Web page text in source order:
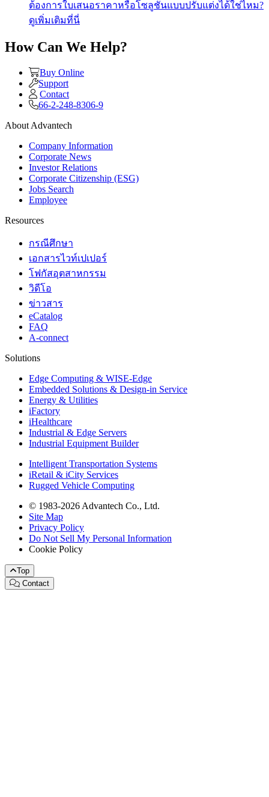
ต้องการใบเสนอราคาหรือโซลูชันแบบปรับแต่งได้ใช่ไหม?
ดูเพิ่มเติมที่นี่
How Can We Help?
Buy Online
Support
Contact
66-2-248-8306-9
About Advantech
Company Information
Corporate News
Investor Relations
Corporate Citizenship (ESG)
Jobs Search
Employee
Resources
กรณีศึกษา
เอกสารไวท์เปเปอร์
โฟกัสอุตสาหกรรม
วิดีโอ
ข่าวสาร
eCatalog
FAQ
A-connect
Solutions
Edge Computing & WISE-Edge
Embedded Solutions & Design-in Service
Energy & Utilities
iFactory
iHealthcare
Industrial & Edge Servers
Industrial Equipment Builder
Intelligent Transportation Systems
iRetail & iCity Services
Rugged Vehicle Computing
© 1983-2026 Advantech Co., Ltd.
Site Map
Privacy Policy
Do Not Sell My Personal Information
Cookie Policy
Top
Contact